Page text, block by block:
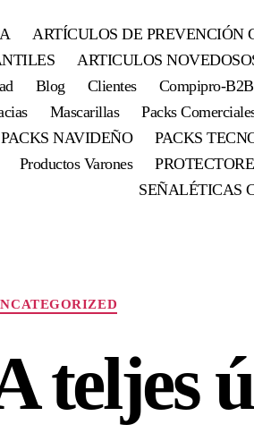
ARTÍCULOS DE PREVENCIÓN
ARTICULOS
Blog Clientes
Compipro-B2B
Mascarillas
Packs
PACKS NAVIDEÑO
PACKS
Productos Varones
SEÑALÉTICAS
teljes